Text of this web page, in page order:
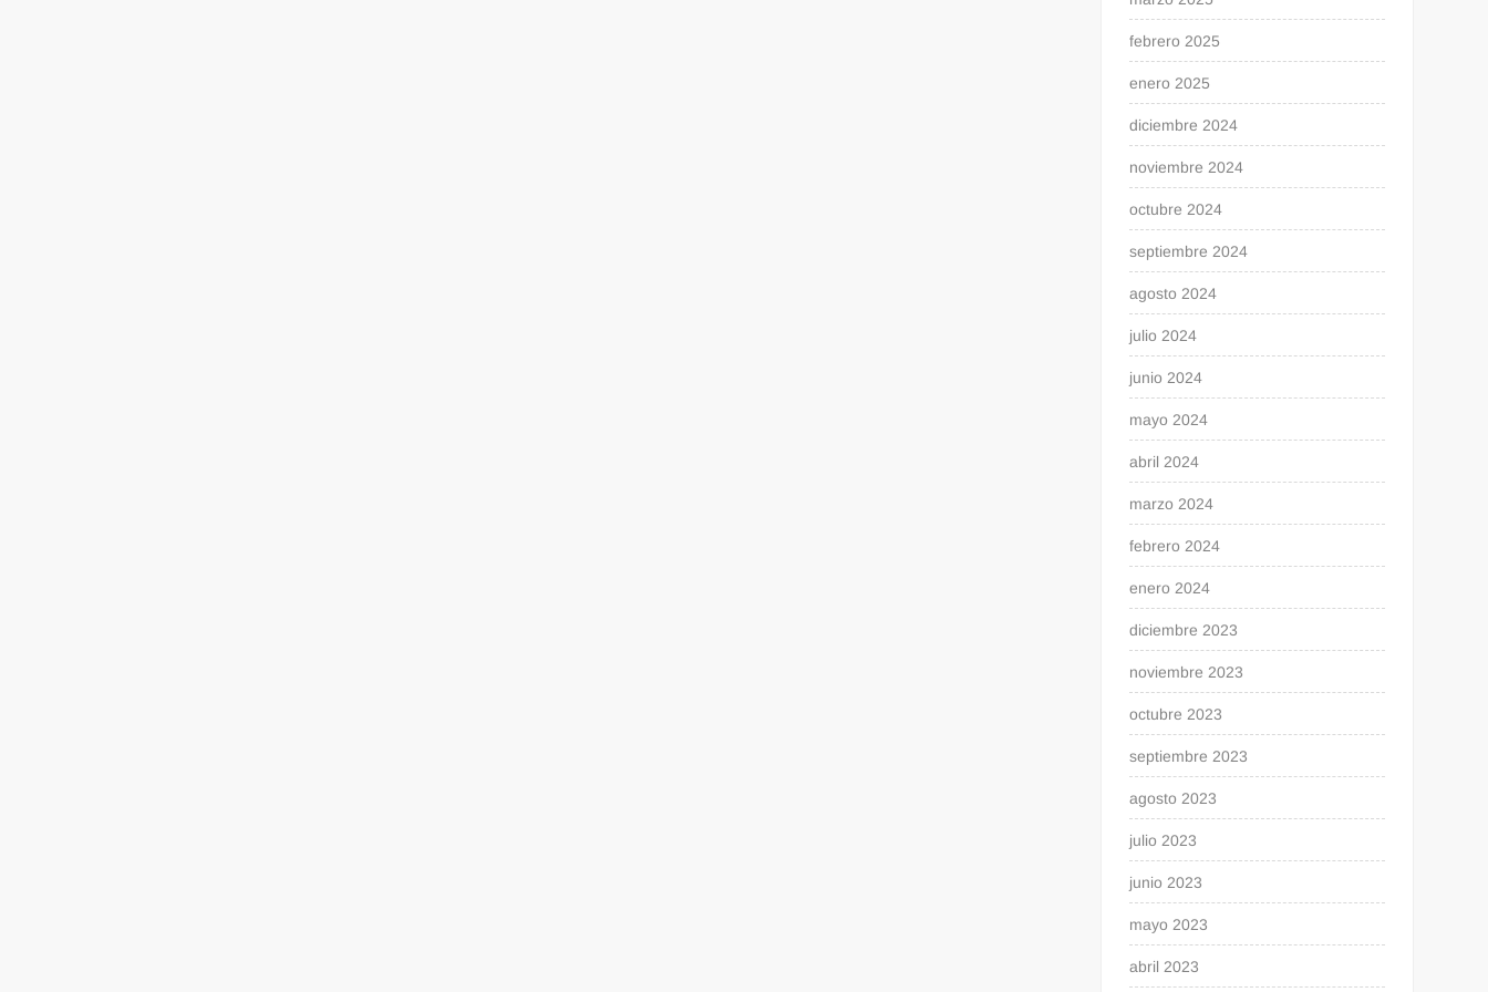
febrero 2025
enero 2025
diciembre 2024
noviembre 2024
octubre 2024
septiembre 2024
agosto 2024
julio 2024
junio 2024
mayo 2024
abril 2024
marzo 2024
febrero 2024
enero 2024
diciembre 2023
noviembre 2023
octubre 2023
septiembre 2023
agosto 2023
julio 2023
junio 2023
mayo 2023
abril 2023